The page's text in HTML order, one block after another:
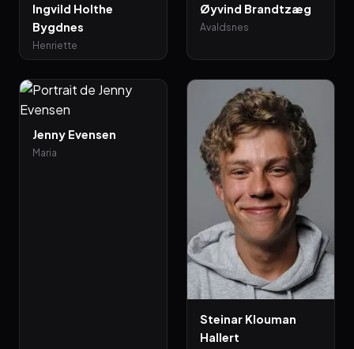
Ingvild Holthe
Bygdnes
Henriette
Øyvind Brandtzæg
Avaldsnes
Jenny Evensen
Maria
Steinar Klouman
Hallert